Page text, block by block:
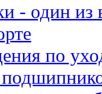
- один из
по